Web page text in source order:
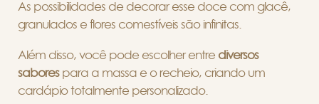
As possibilidades de decorar esse doce com glacê,
granulados e flores comestíveis são infinitas.
Além disso, você pode escolher entre diversos
sabores para a massa e o recheio, criando um
cardápio totalmente personalizado.